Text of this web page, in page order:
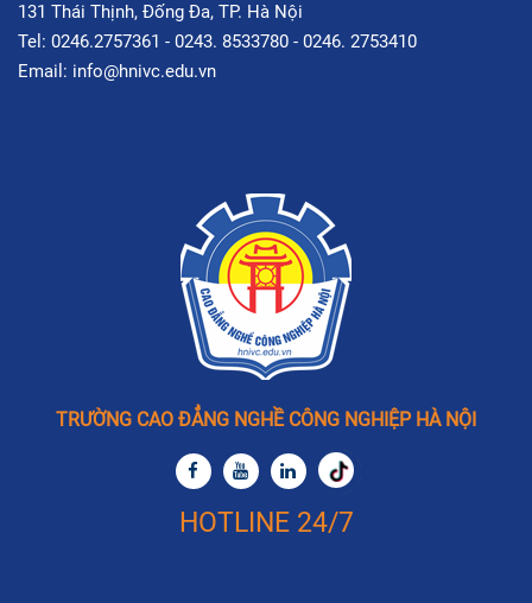
131 Thái Thịnh, Đống Đa, TP. Hà Nội
Tel: 0246.2757361 - 0243. 8533780 - 0246. 2753410
Email: info@hnivc.edu.vn
TRƯỜNG CAO ĐẲNG NGHỀ CÔNG NGHIỆP HÀ NỘI
HOTLINE 24/7